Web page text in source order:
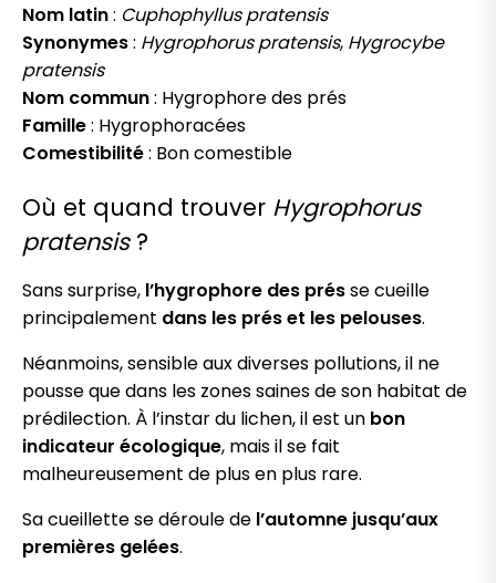
Nom latin: Cuphophyllus pratensis
Synonymes: Hygrophorus pratensis, Hygrocybe
pratensis
Nom commun: Hygrophore des prés
Famille: Hygrophoracées
Comestibilité: Bon comestible
Où et quand trouver Hygrophorus
pratensis?
Sans surprise, l’hygrophore des présse cueille
principalement dans les prés et les pelouses.
Néanmoins, sensible aux diverses pollutions, il ne
pousse que dans les zones saines de son habitat de
prédilection. À l’instar du lichen, il est un bon
indicateur écologique, mais il se fait
malheureusement de plus en plus rare.
Sa cueillette se déroule de l’automne jusqu’aux
premières gelées.